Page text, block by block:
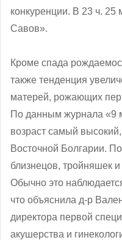
конкуренции. В 23 ч. 25
Савов».
Кроме спада
также тенденция
матерей, рожающих
По данным журнала «9
возраст самый
Восточной Болгарии.
близнецов, тройняшек
Обычно это
что объяснила д-р
директора первой
акушерства и